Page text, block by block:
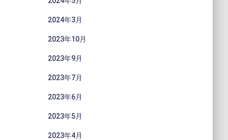
2024年3月
2023年10月
2023年9月
2023年7月
2023年6月
2023年5月
2023年4月